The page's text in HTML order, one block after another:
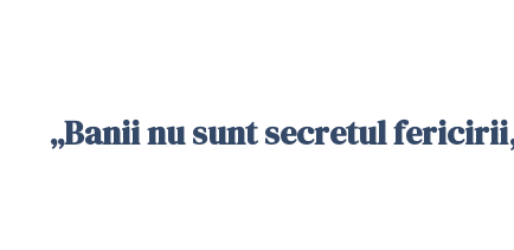
„Banii nu sunt secretul